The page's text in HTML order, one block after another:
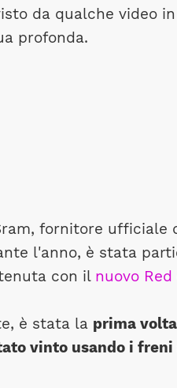
da qualche video
profonda.
fornitore ufficiale
l'anno, è stata
con il nuovo Red
è stata la prima
vinto usando i freni